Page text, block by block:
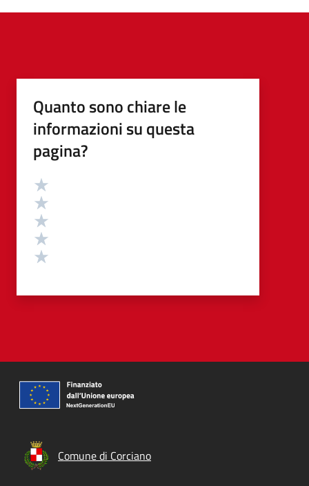
Quanto sono chiare le
informazioni su questa
pagina?
Valutazione
Comune di Corciano